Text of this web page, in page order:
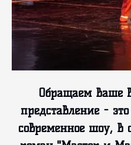
Обращаем Ваше
представление -
современное шоу, В